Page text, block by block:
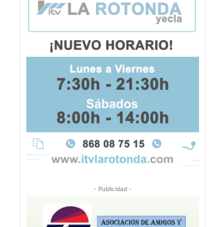
- Publicidad -